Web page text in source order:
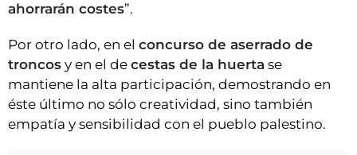
ahorrarán costes”.
Por otro lado, en el concurso de aserrado de
troncos y en el de cestas de la huerta se
mantiene la alta participación, demostrando en
éste último no sólo creatividad, sino también
empatía y sensibilidad con el pueblo palestino.